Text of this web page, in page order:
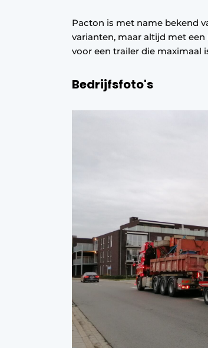
Pacton is met name bekend
varianten, maar altijd met
voor een trailer die maximaal
Bedrijfsfoto's